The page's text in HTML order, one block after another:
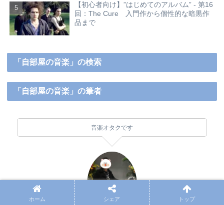
【初心者向け】”はじめてのアルバム” - 第16
回：The Cure 入門作から個性的な暗黒作
品まで
「自部屋の音楽」の検索
「自部屋の音楽」の筆者
音楽オタクです
ホーム シェア トップ